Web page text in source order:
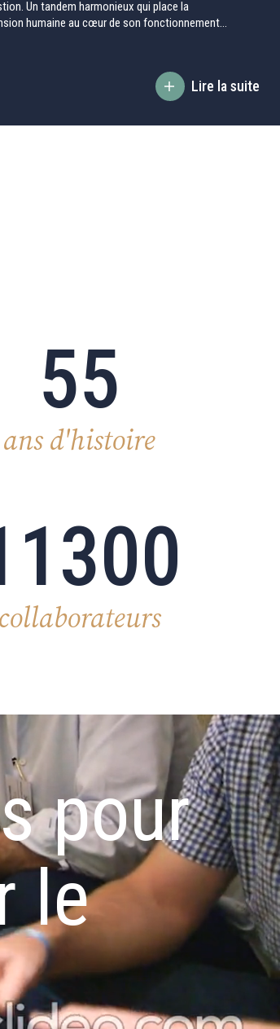
Un tandem harmonieux qui place la
humaine au cœur de son fonctionnement...
Lire la suite
55
ans d'histoire
collaborateurs
pour
le